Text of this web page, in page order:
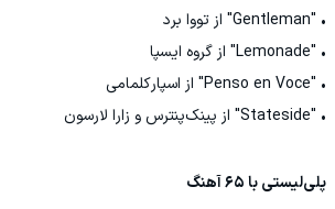
• "Gentleman" از تووا برد
• "Lemonade" از گروه ایسپا
• "Penso en Voce" از اسپارکلمامی
• "Stateside" از پینک‌پنترس و زارا لارسون
پلی‌لیستی با ۶۵ آهنگ